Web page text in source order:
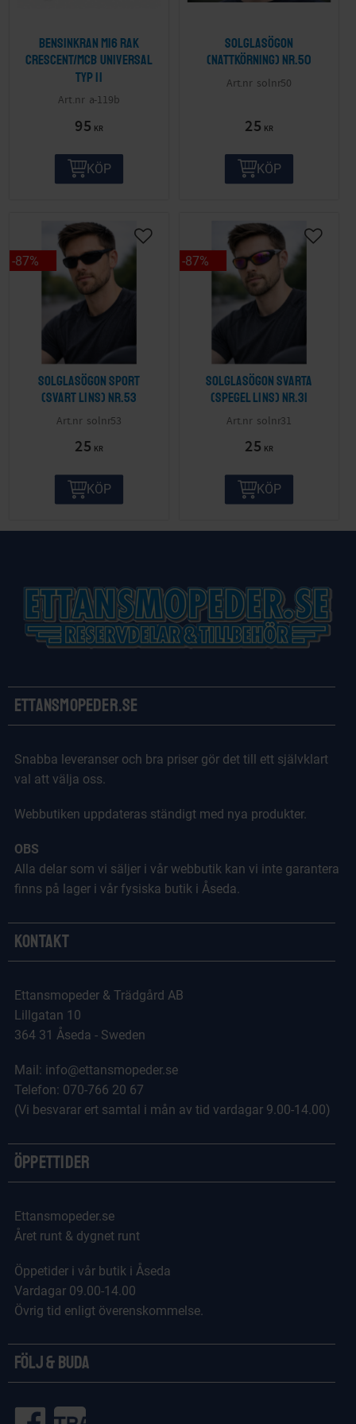
Bensinkran M16 Rak
Crescent/MCB Universal
Typ II
a-119b
95 KR
KÖP
Solglasögon
(nattkörning) nr.50
solnr50
25 KR
KÖP
Solglasögon sport
(svart lins) nr.53
solnr53
25 KR
87%
KÖP
Solglasögon svarta
(spegel lins) nr.31
solnr31
25 KR
87%
KÖP
Ettansmopeder.se
Snabba leveranser och bra priser gör det till ett självklart
val att välja oss.
Webbutiken uppdateras ständigt med nya produkter.
OBS
Alla delar som vi säljer i vår webbutik kan vi inte garantera
finns på lager i vår fysiska butik i Åseda.
Kontakt
Ettansmopeder & Trädgård AB
Lillgatan 10
364 31 Åseda - Sweden
Mail: info@ettansmopeder.se
Telefon: 070-766 20 67
(Vi besvarar ert samtal i mån av tid vardagar 9.00-14.00)
Öppettider
Ettansmopeder.se
Året runt & dygnet runt
Öppetider i vår butik i Åseda
Vardagar 09.00-14.00
Övrig tid enligt överenskommelse.
Följ & Buda